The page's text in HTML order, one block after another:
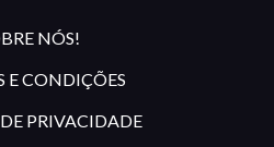
NÓS!
E CONDIÇÕES
PRIVACIDADE